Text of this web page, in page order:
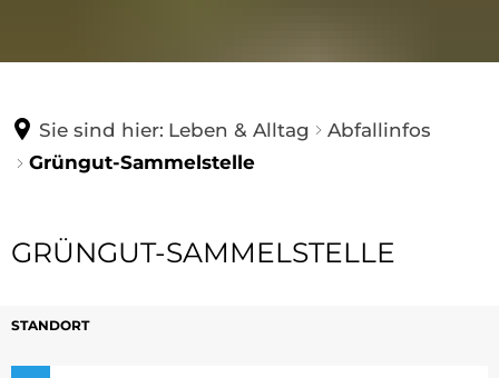
Lebensmittel
Essen & Trinken
Sie sind hier: Leben & Alltag
Abfallinfos
Grüngut-Sammelstelle
Grüngut-
GRÜNGUT-SAMMELSTELLE
STANDORT